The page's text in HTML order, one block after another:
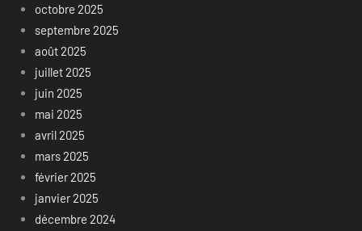
octobre 2025
septembre 2025
août 2025
juillet 2025
juin 2025
mai 2025
avril 2025
mars 2025
février 2025
janvier 2025
décembre 2024